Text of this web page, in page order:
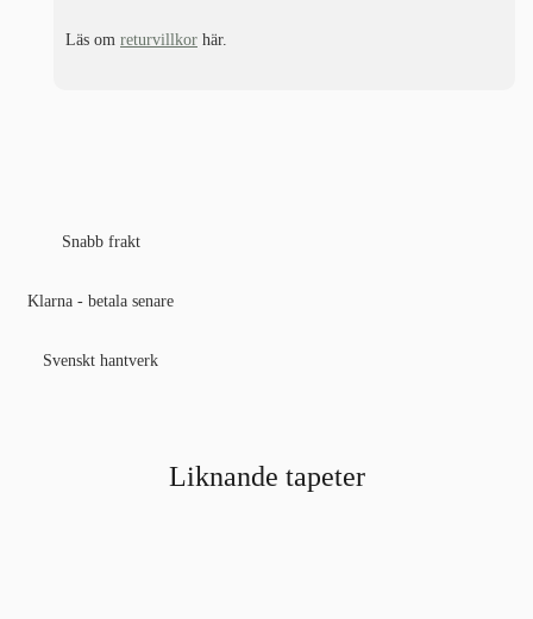
Läs om returvillkor här.
Snabb frakt
Klarna - betala senare
Svenskt hantverk
Liknande tapeter